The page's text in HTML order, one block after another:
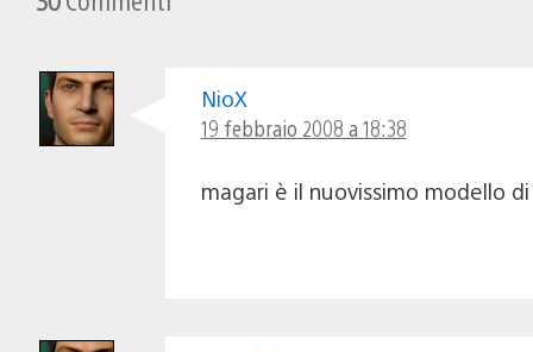
NioX
19 febbraio 2008 a 18:38
magari è il nuovissimo modello